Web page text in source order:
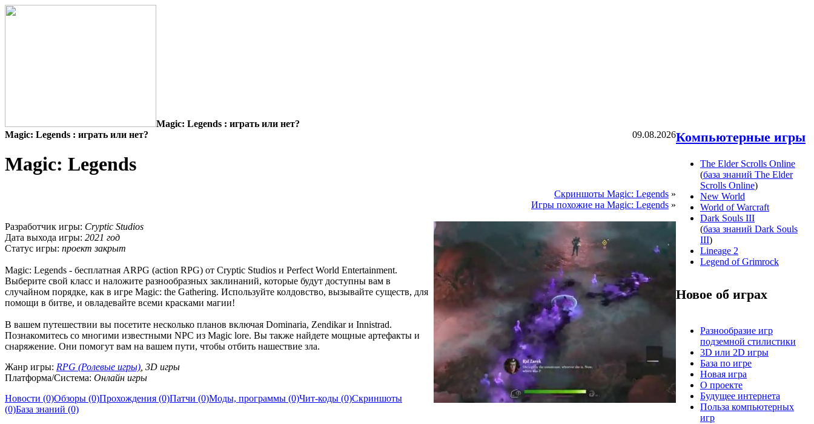
Magic: Legends : играть или нет?
09.08.2026
Magic: Legends : играть или нет?
Magic: Legends
Скриншоты Magic: Legends »
Игры похожие на Magic: Legends »
Разработчик игры: Cryptic Studios
Дата выхода игры: 2021 год
Статус игры: проект закрыт
Magic: Legends - бесплатная ARPG (action RPG) от Cryptic Studios и Perfect World Entertainment.
Выберите свой класс и наложите разнообразных заклинаний, которые будут доступны вам в
случайном порядке, как в игре Magic: the Gathering. Используйте колдовство, вызывайте существ, для
помощи в битве, и овладевайте всеми красками магии!
В вашем путешествии вы посетите несколько планов включая Dominaria, Zendikar и Innistrad.
Познакомитесь со многими известными NPC из Magic lore. Вы также найдете мощные артефакты и
снаряжение. Они помогут вам на вашем пути, чтобы отбить нашествие зла.
Жанр игры: RPG (Ролевые игры) , 3D игры
Платформа/Система: Онлайн игры
Новости (0)Обзоры (0)Прохождения (0)Патчи (0)Моды, программы (0)Чит-коды (0)Скриншоты
(0)База знаний (0)
Компьютерные игры
The Elder Scrolls Online
(база знаний The Elder
Scrolls Online)
New World
World of Warcraft
Dark Souls III
(база знаний Dark Souls
III)
Lineage 2
Legend of Grimrock
Новое об играх
Разнообразие игр
подземной стилистики
3D или 2D игры
База по игре
Новая игра
О проекте
Будущее интернета
Польза компьютерных
игр